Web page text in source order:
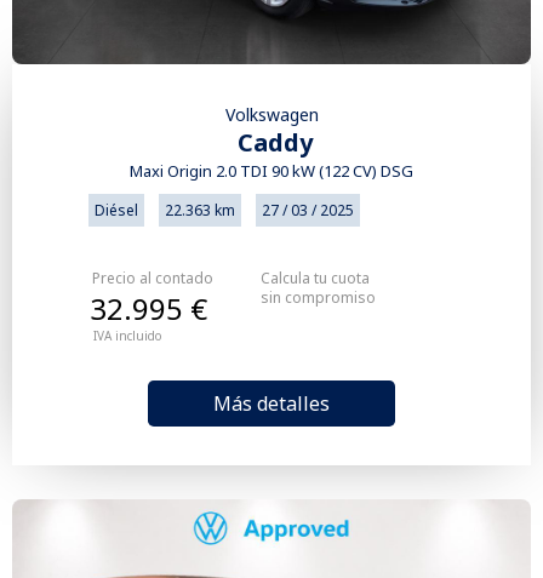
Volkswagen
Caddy
Maxi Origin 2.0 TDI 90 kW (122 CV) DSG
Diésel 22.363 km 27 / 03 / 2025
Precio al contado
IVA incluido
32.995 €
Más detalles
Calcula tu cuota
sin compromiso